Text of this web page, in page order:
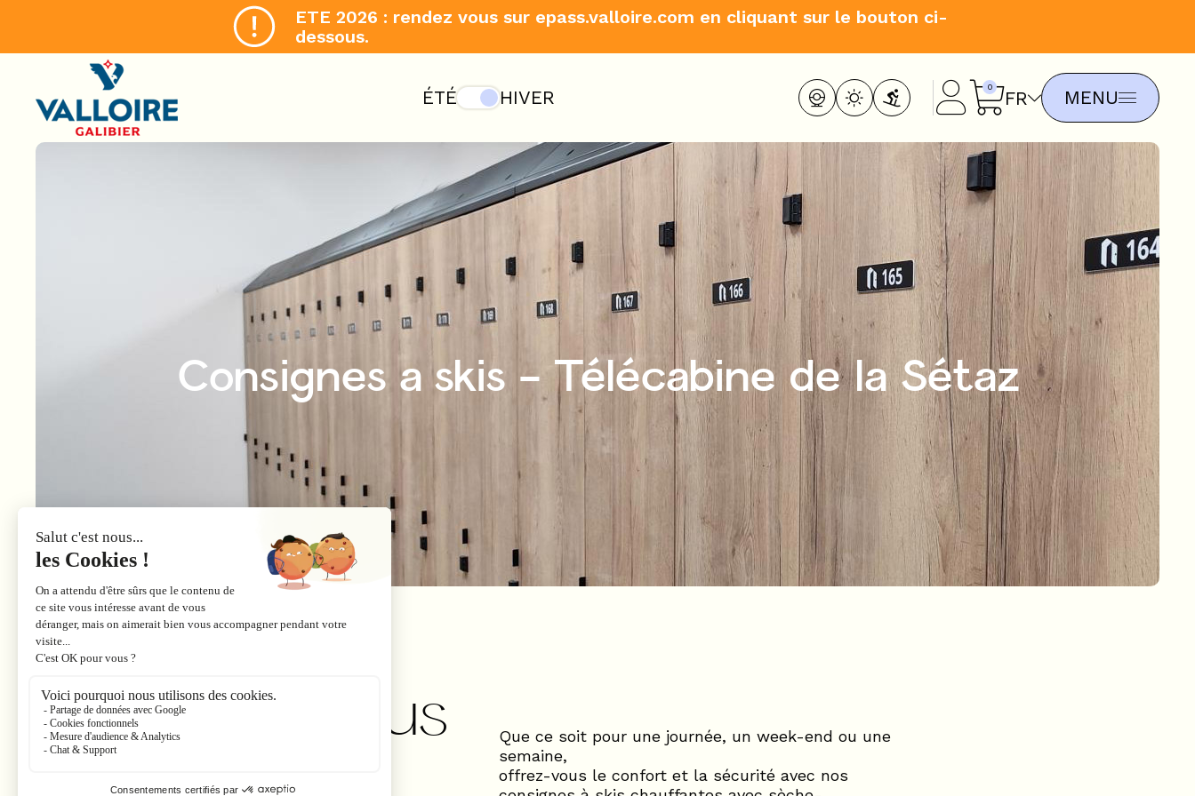
ETE 2026 : rendez vous sur epass.valloire.com en cliquant sur le bouton ci-
dessous.
ÉTÉ HIVER FR MENU
Consignes a skis - Télécabine de la Sétaz
Ne portez plus
Que ce soit pour une journée, un week-end ou une
semaine,
offrez-vous le confort et la sécurité avec nos